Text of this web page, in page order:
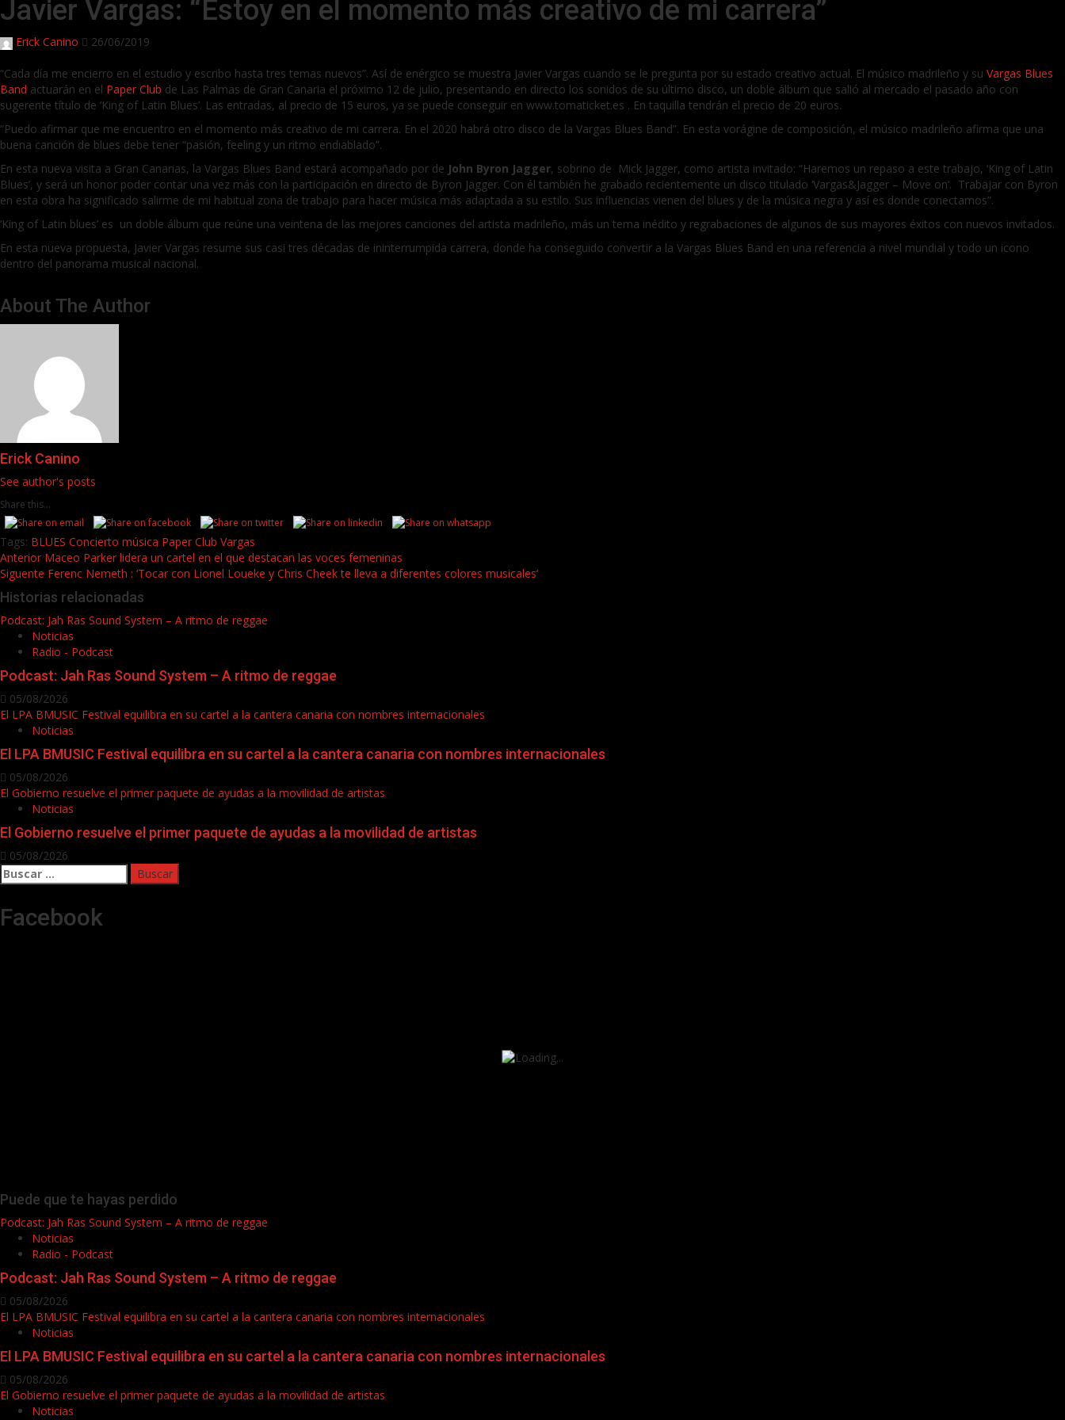
Javier Vargas: “Estoy en el momento más creativo de mi carrera”
Erick Canino 26/06/2019
“Cada día me encierro en el estudio y escribo hasta tres temas nuevos”. Así de enérgico se muestra Javier Vargas cuando se le pregunta por su estado creativo actual. El músico madrileño y su Vargas Blues
Band actuarán en el Paper Club de Las Palmas de Gran Canaria el próximo 12 de julio, presentando en directo los sonidos de su último disco, un doble álbum que salió al mercado el pasado año con
sugerente título de ‘King of Latin Blues’. Las entradas, al precio de 15 euros, ya se puede conseguir en www.tomaticket.es . En taquilla tendrán el precio de 20 euros.
“Puedo afirmar que me encuentro en el momento más creativo de mi carrera. En el 2020 habrá otro disco de la Vargas Blues Band”. En esta vorágine de composición, el músico madrileño afirma que una
buena canción de blues debe tener “pasión, feeling y un ritmo endiablado”.
En esta nueva visita a Gran Canarias, la Vargas Blues Band estará acompañado por de John Byron Jagger, sobrino de Mick Jagger, como artista invitado: “Haremos un repaso a este trabajo, ‘King of Latin
Blues’, y será un honor poder contar una vez más con la participación en directo de Byron Jagger. Con él también he grabado recientemente un disco titulado ‘Vargas&Jagger – Move on’. Trabajar con Byron
en esta obra ha significado salirme de mi habitual zona de trabajo para hacer música más adaptada a su estilo. Sus influencias vienen del blues y de la música negra y así es donde conectamos”.
‘King of Latin blues’ es un doble álbum que reúne una veintena de las mejores canciones del artista madrileño, más un tema inédito y regrabaciones de algunos de sus mayores éxitos con nuevos invitados.
En esta nueva propuesta, Javier Vargas resume sus casi tres décadas de ininterrumpida carrera, donde ha conseguido convertir a la Vargas Blues Band en una referencia a nivel mundial y todo un icono
dentro del panorama musical nacional.
About The Author
Erick Canino
See author's posts
Share this...
Tags: BLUES Concierto música Paper Club Vargas
Post
navigation
Anterior Maceo Parker lidera un cartel en el que destacan las voces femeninas
Siguente Ferenc Nemeth : ‘Tocar con Lionel Loueke y Chris Cheek te lleva a diferentes colores musicales’
Historias relacionadas
Podcast: Jah Ras Sound System – A ritmo de reggae
Noticias
Radio - Podcast
Podcast: Jah Ras Sound System – A ritmo de reggae
05/08/2026
El LPA BMUSIC Festival equilibra en su cartel a la cantera canaria con nombres internacionales
Noticias
El LPA BMUSIC Festival equilibra en su cartel a la cantera canaria con nombres internacionales
05/08/2026
El Gobierno resuelve el primer paquete de ayudas a la movilidad de artistas
Noticias
El Gobierno resuelve el primer paquete de ayudas a la movilidad de artistas
05/08/2026
Buscar:
Facebook
Puede que te hayas perdido
Podcast: Jah Ras Sound System – A ritmo de reggae
Noticias
Radio - Podcast
Podcast: Jah Ras Sound System – A ritmo de reggae
05/08/2026
El LPA BMUSIC Festival equilibra en su cartel a la cantera canaria con nombres internacionales
Noticias
El LPA BMUSIC Festival equilibra en su cartel a la cantera canaria con nombres internacionales
05/08/2026
El Gobierno resuelve el primer paquete de ayudas a la movilidad de artistas
Noticias